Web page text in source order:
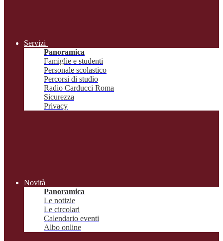
Servizi
Panoramica
Famiglie e studenti
Personale scolastico
Percorsi di studio
Radio Carducci Roma
Sicurezza
Privacy
Novità
Panoramica
Le notizie
Le circolari
Calendario eventi
Albo online